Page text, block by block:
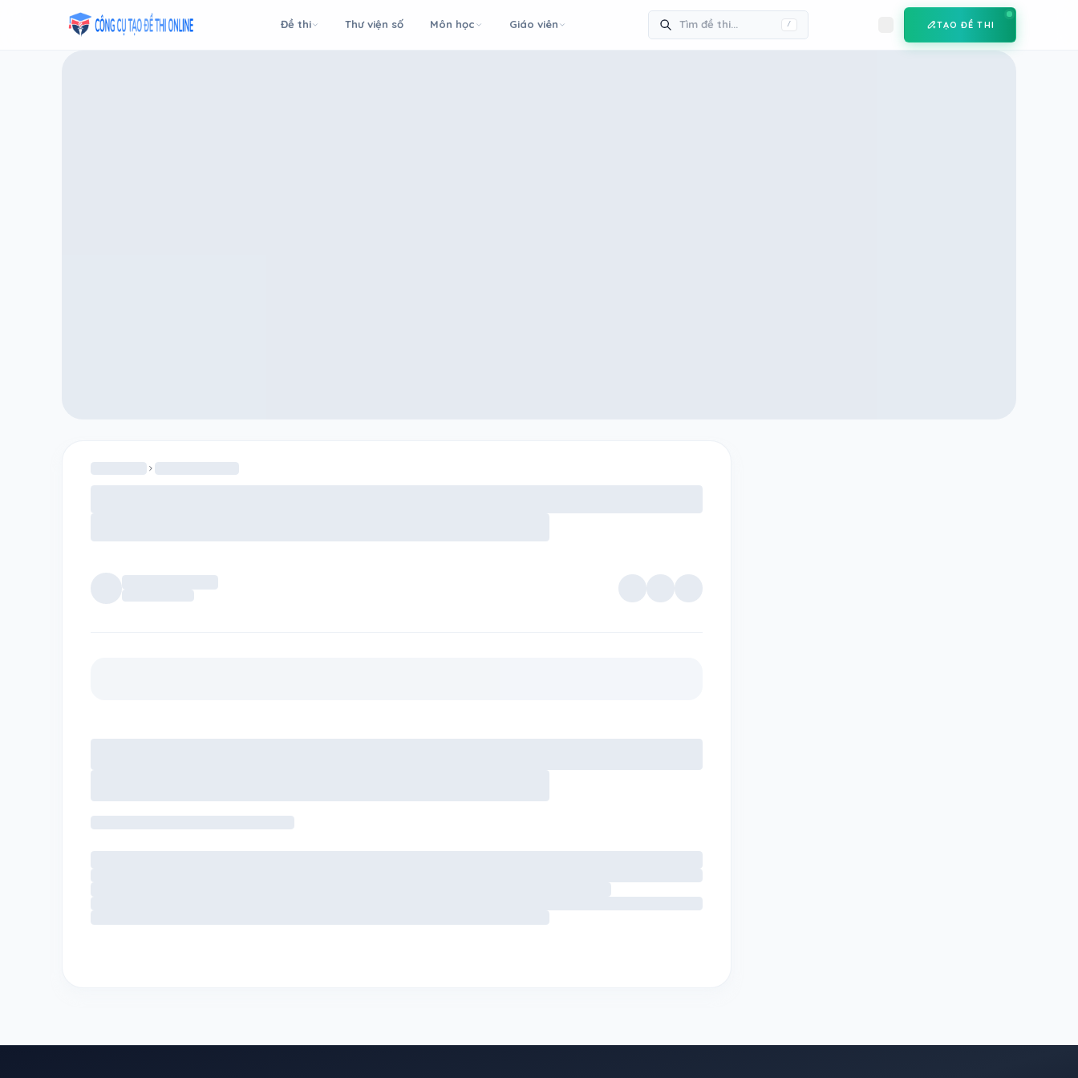
Đề thi Thư viện số Môn học Giáo viên / TẠO ĐỀ THI
Taodethi.xyz - Tạo đề thi Online miễn phí